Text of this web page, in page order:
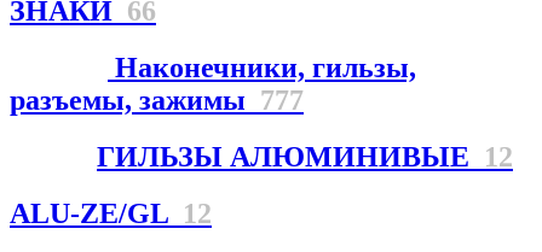
ЗНАКИ 66
Наконечники, гильзы,
разъемы, зажимы 777
ГИЛЬЗЫ АЛЮМИНИВЫЕ 12
ALU-ZE/GL 12